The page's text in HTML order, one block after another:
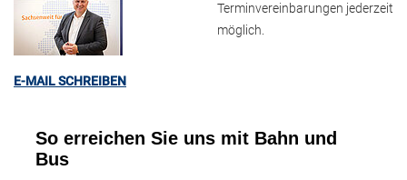
E-MAIL SCHREIBEN
Terminvereinbarungen jederzeit
möglich.